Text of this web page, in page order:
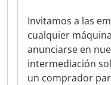
Invitamos a las
cualquier
anunciarse en
intermediación
un comprador